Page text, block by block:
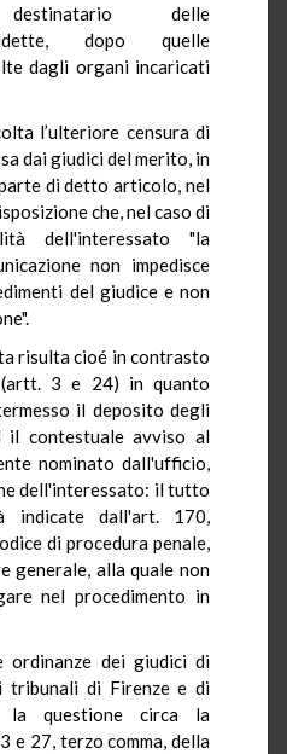
destinatario delle
dopo quelle
dagli organi incaricati
l’ulteriore censura di
dai giudici del merito, in
di detto articolo, nel
che, nel caso di
dell'interessato "la
non impedisce
del giudice e non
risulta cioé in contrasto
3 e 24) in quanto
il deposito degli
il contestuale avviso al
nominato dall'ufficio,
dell'interessato: il tutto
indicate dall'art. 170,
di procedura penale,
generale, alla quale non
nel procedimento in
ordinanze dei giudici di
tribunali di Firenze e di
la questione circa la
e 27, terzo comma, della